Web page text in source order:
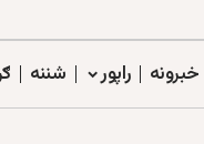
خبرونه راپور شننه